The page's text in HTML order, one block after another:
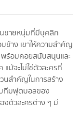
นชายหนุ่มที่มีบุคลิก
าง เขาให้ความสำคัญ
ร้อมคอยสนับสนุนและ
ม้จะไม่ใช่ตัวละครที่
นสำคัญในการสร้าง
บทีมฟุตบอลของ
องตัวละครต่าง ๆ มี